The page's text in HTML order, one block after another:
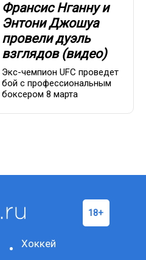
Франсис Нганну и
Энтони Джошуа
провели дуэль
взглядов (видео)
Экс-чемпион UFC проведет
бой с профессиональным
боксером 8 марта
Хоккей